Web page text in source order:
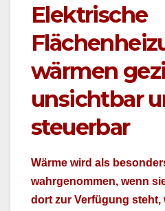
Elektrische
wärmen
unsichtbar
steuerbar
Wärme wird als
wahrgenom­men, wenn
dort zur Ver­fü­gung ste­ht,